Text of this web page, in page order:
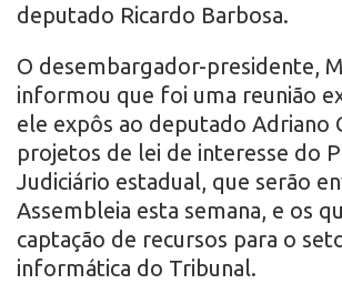
deputado Ricardo Barbosa.
O desembargador-presidente,
informou que foi uma reunião
ele expôs ao deputado Adriano
projetos de lei de interesse do
Judiciário estadual, que serão
Assembleia esta semana, e os
captação de recursos para o
informática do Tribunal.